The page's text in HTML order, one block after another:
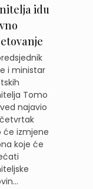
idu
i ministar
Tomo
najavio
će izmjene
koje će